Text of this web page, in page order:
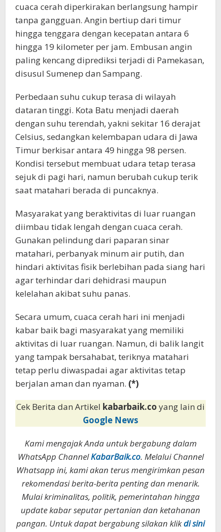
cuaca cerah diperkirakan berlangsung hampir
tanpa gangguan. Angin bertiup dari timur
hingga tenggara dengan kecepatan antara 6
hingga 19 kilometer per jam. Embusan angin
paling kencang diprediksi terjadi di Pamekasan,
disusul Sumenep dan Sampang.
Perbedaan suhu cukup terasa di wilayah
dataran tinggi. Kota Batu menjadi daerah
dengan suhu terendah, yakni sekitar 16 derajat
Celsius, sedangkan kelembapan udara di Jawa
Timur berkisar antara 49 hingga 98 persen.
Kondisi tersebut membuat udara tetap terasa
sejuk di pagi hari, namun berubah cukup terik
saat matahari berada di puncaknya.
Masyarakat yang beraktivitas di luar ruangan
diimbau tidak lengah dengan cuaca cerah.
Gunakan pelindung dari paparan sinar
matahari, perbanyak minum air putih, dan
hindari aktivitas fisik berlebihan pada siang hari
agar terhindar dari dehidrasi maupun
kelelahan akibat suhu panas.
Secara umum, cuaca cerah hari ini menjadi
kabar baik bagi masyarakat yang memiliki
aktivitas di luar ruangan. Namun, di balik langit
yang tampak bersahabat, teriknya matahari
tetap perlu diwaspadai agar aktivitas tetap
berjalan aman dan nyaman. (*)
Cek Berita dan Artikel kabarbaik.co yang lain di
Google News
Kami mengajak Anda untuk bergabung dalam
WhatsApp ChannelKabarBaik.co. Melalui Channel
Whatsapp ini, kami akan terus mengirimkan pesan
rekomendasi berita-berita penting dan menarik.
Mulai kriminalitas, politik, pemerintahan hingga
update kabar seputar pertanian dan ketahanan
pangan. Untuk dapat bergabung silakan klikdi sini